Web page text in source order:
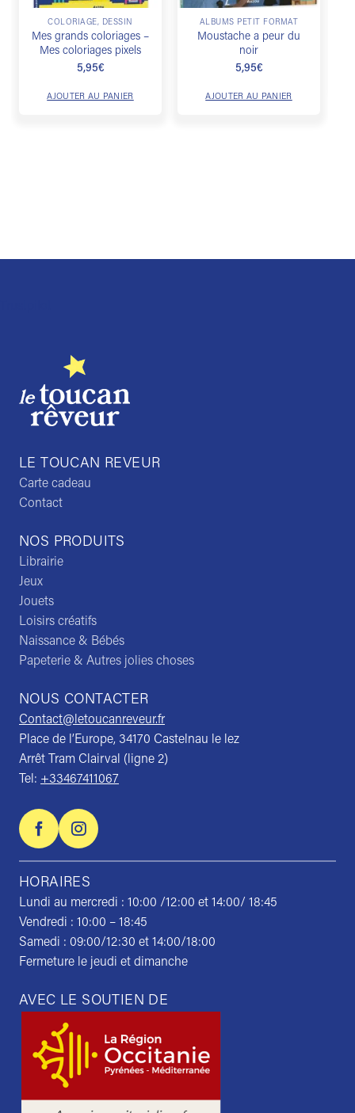
COLORIAGE, DESSIN
Mes grands coloriages –
Mes coloriages pixels
5,95€
AJOUTER AU PANIER
ALBUMS PETIT FORMAT
Moustache a peur du
noir
5,95€
AJOUTER AU PANIER
NOS PRODUITS
Librairie
Jeux
Jouets
Loisirs créatifs
Naissance & Bébés
Papeterie & Autres jolies choses
NOUS CONTACTER
Contact@letoucanreveur.fr
Place de l’Europe, 34170 Castelnau le lez
Arrêt Tram Clairval (ligne 2)
Tel: +33467411067
HORAIRES
Lundi au mercredi : 10:00 /12:00 et 14:00/ 18:45
Vendredi : 10:00 – 18:45
Samedi : 09:00/12:30 et 14:00/18:00
Fermeture le jeudi et dimanche
LE TOUCAN REVEUR
Carte cadeau
Contact
AVEC LE SOUTIEN DE